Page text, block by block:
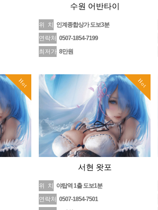
수원 어반타이
위 치
인계종합상가 도보3분
연락처 0507-1854-7199
최저가 8만원
Hot Hot
서현 왓포
위 치
야탑역 1출 도보1분
연락처 0507-1854-7501